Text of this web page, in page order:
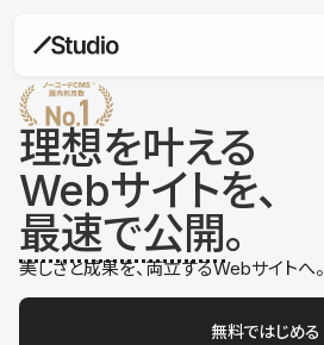
理想を叶える
Webサイトを、
最速で公開。
美しさと成果を、両立するWebサイトへ。
無料ではじめる